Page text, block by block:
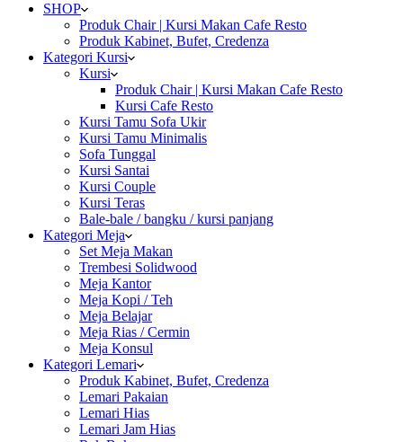
SHOP
Produk Chair | Kursi Makan Cafe Resto
Produk Kabinet, Bufet, Credenza
Kategori Kursi
Kursi
Produk Chair | Kursi Makan Cafe Resto
Kursi Cafe Resto
Kursi Tamu Sofa Ukir
Kursi Tamu Minimalis
Sofa Tunggal
Kursi Santai
Kursi Couple
Kursi Teras
Bale-bale / bangku / kursi panjang
Kategori Meja
Set Meja Makan
Trembesi Solidwood
Meja Kantor
Meja Kopi / Teh
Meja Belajar
Meja Rias / Cermin
Meja Konsul
Kategori Lemari
Produk Kabinet, Bufet, Credenza
Lemari Pakaian
Lemari Hias
Lemari Jam Hias